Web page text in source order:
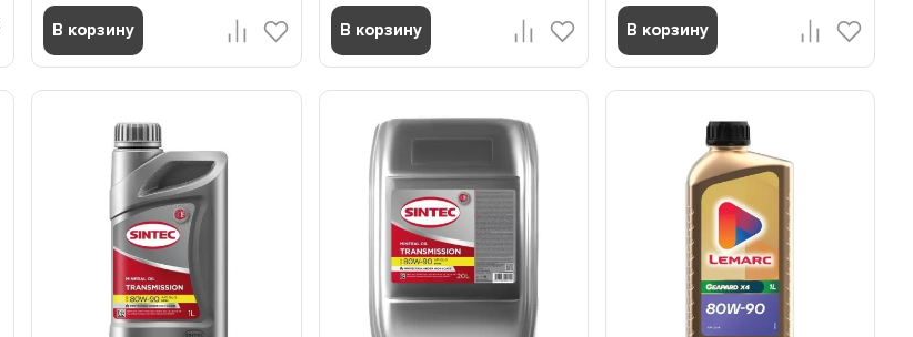
В корзину В корзину В корзину